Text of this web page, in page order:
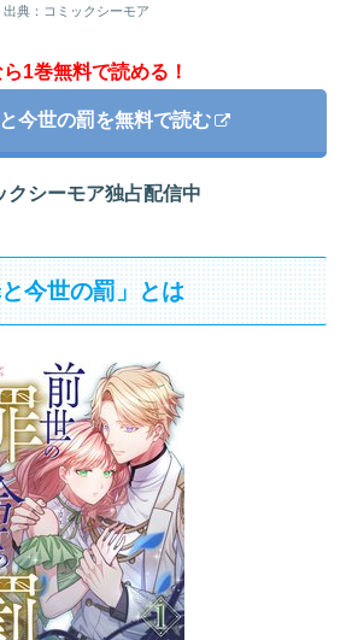
出典：コミックシーモア
1巻無料で読める！
今世の罰を無料で読む
クシーモア独占配信中
今世の罰」とは